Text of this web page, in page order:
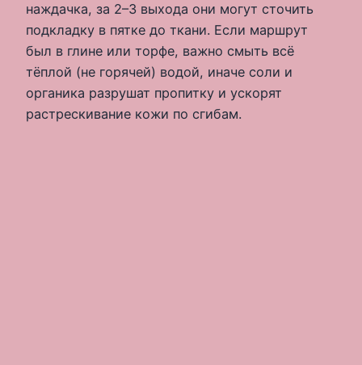
наждачка, за 2–3 выхода они могут сточить
подкладку в пятке до ткани. Если маршрут
был в глине или торфе, важно смыть всё
тёплой (не горячей) водой, иначе соли и
органика разрушат пропитку и ускорят
растрескивание кожи по сгибам.